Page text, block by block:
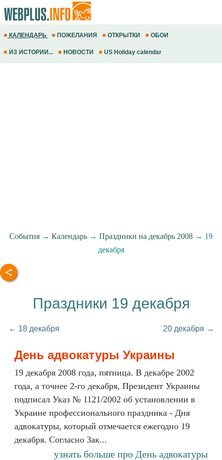
КАЛЕНДАРЬ ПОЖЕЛАНИЯ ОТКРЫТКИ ОБОИ
ИЗ ИСТОРИИ... НОВОСТИ US Holiday calendar
События → Календарь → Праздники на декабрь 2008 → 19
декабря
Праздники 19 декабря
← 18 декабря 20 декабря →
День адвокатуры Украины
19 декабря 2008 года, пятница. В декабре 2002
года, а точнее 2-го декабря, Президент Украины
подписал Указ № 1121/2002 об установлении в
Украине профессионального праздника - Дня
адвокатуры, который отмечается ежегодно 19
декабря. Согласно Зак...
узнать больше про День адвокатуры